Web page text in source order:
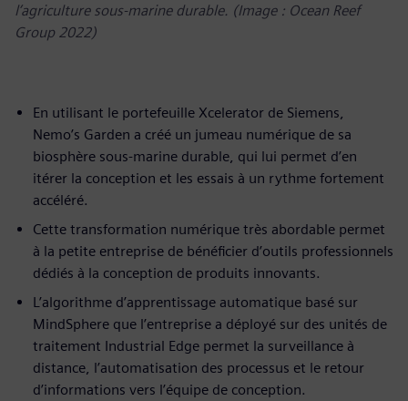
l’agriculture sous-marine durable. (Image : Ocean Reef
Group 2022)
En utilisant le portefeuille Xcelerator de Siemens,
Nemo’s Garden a créé un jumeau numérique de sa
biosphère sous-marine durable, qui lui permet d’en
itérer la conception et les essais à un rythme fortement
accéléré.
Cette transformation numérique très abordable permet
à la petite entreprise de bénéficier d’outils professionnels
dédiés à la conception de produits innovants.
L’algorithme d’apprentissage automatique basé sur
MindSphere que l’entreprise a déployé sur des unités de
traitement Industrial Edge permet la surveillance à
distance, l’automatisation des processus et le retour
d’informations vers l’équipe de conception.